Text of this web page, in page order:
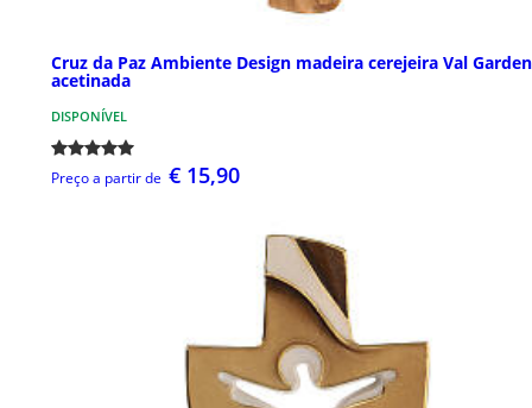
Cruz da Paz Ambiente Design madeira cerejeira Val
acetinada
DISPONÍVEL
Preço a partir de € 15,90